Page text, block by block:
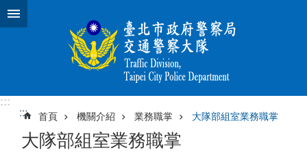
跳到主要內容區塊
:::
:::
首頁 機關介紹 業務職掌 大隊部組室業務職掌
大隊部組室業務職掌